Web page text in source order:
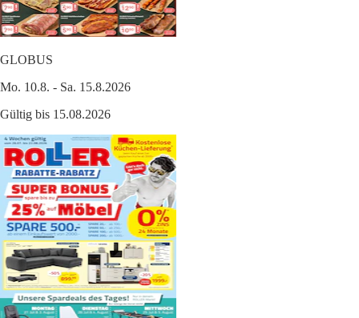
GLOBUS
Mo. 10.8. - Sa. 15.8.2026
Gültig bis 15.08.2026